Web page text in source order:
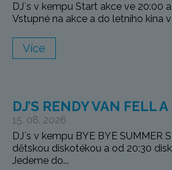
DJ`s v kempu Start akce ve 20:00
Vstupné na akce a do letního kina v
Více
DJ’S RENDY VAN FELL
15. 08. 2026
DJ`s v kempu BYE BYE SUMMER
dětskou diskotékou a od 20:30
Jedeme do...